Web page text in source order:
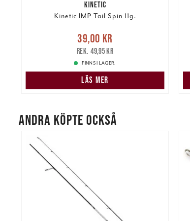
KINETIC
Kinetic IMP Tail Spin 11g.
Nuvarande pris:39,00 kr
pris:49,95 kr
39,00 kr
49,95 kr
FINNS I LAGER.
LÄS MER
ANDRA KÖPTE OCKSÅ